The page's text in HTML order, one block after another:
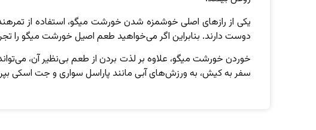
یکی از رازهای اصلی خوشمزه شدن خورشت میگو، استفاده از
دوست دارند. بنابراین اگر می‌خواهید طعم اصیل خورشت میگو را
خوردن خورشت میگو، علاوه بر لذت بردن از طعم بی‌نظیر آن،
سفر به کیش، به ورزش‌های آبی مانند پاراسل سواری و جت اسکی